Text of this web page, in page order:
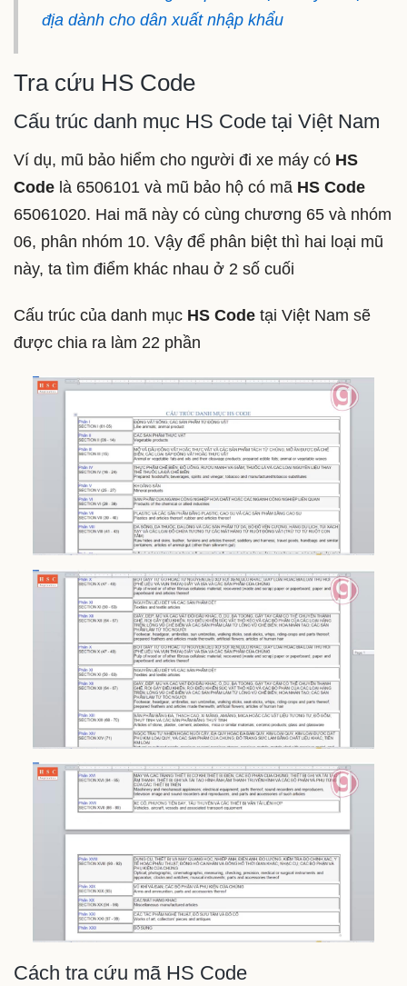
địa dành cho dân xuất nhập khẩu
Tra cứu HS Code
Cấu trúc danh mục HS Code tại Việt Nam
Ví dụ, mũ bảo hiểm cho người đi xe máy có HS
Code là 6506101 và mũ bảo hộ có mã HS Code
65061020. Hai mã này có cùng chương 65 và nhóm
06, phân nhóm 10. Vậy để phân biệt thì hai loại mũ
này, ta tìm điểm khác nhau ở 2 số cuối
Cấu trúc của danh mục HS Code tại Việt Nam sẽ
được chia ra làm 22 phần
Cách tra cứu mã HS Code